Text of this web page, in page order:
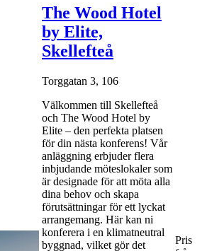
The Wood Hotel
by Elite,
Skellefteå
Torggatan 3, 106
Välkommen till Skellefteå
och The Wood Hotel by
Elite – den perfekta platsen
för din nästa konferens! Vår
anläggning erbjuder flera
inbjudande möteslokaler som
är designade för att möta alla
dina behov och skapa
förutsättningar för ett lyckat
arrangemang. Här kan ni
konferera i en klimatneutral
byggnad, vilket gör det
Pris